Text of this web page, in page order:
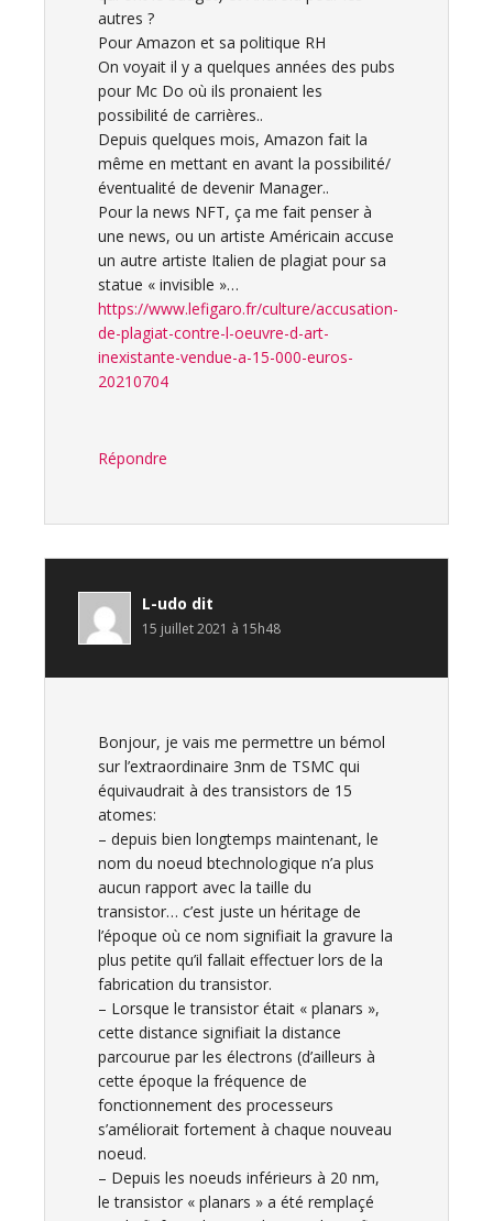
autres ?
Pour Amazon et sa politique RH
On voyait il y a quelques années des pubs
pour Mc Do où ils pronaient les
possibilité de carrières..
Depuis quelques mois, Amazon fait la
même en mettant en avant la possibilité/
éventualité de devenir Manager..
Pour la news NFT, ça me fait penser à
une news, ou un artiste Américain accuse
un autre artiste Italien de plagiat pour sa
statue « invisible »…
https://www.lefigaro.fr/culture/accusation-
de-plagiat-contre-l-oeuvre-d-art-
inexistante-vendue-a-15-000-euros-
20210704
Répondre
L-udo dit
15 juillet 2021 à 15h48
Bonjour, je vais me permettre un bémol
sur l’extraordinaire 3nm de TSMC qui
équivaudrait à des transistors de 15
atomes:
– depuis bien longtemps maintenant, le
nom du noeud btechnologique n’a plus
aucun rapport avec la taille du
transistor… c’est juste un héritage de
l’époque où ce nom signifiait la gravure la
plus petite qu’il fallait effectuer lors de la
fabrication du transistor.
– Lorsque le transistor était « planars »,
cette distance signifiait la distance
parcourue par les électrons (d’ailleurs à
cette époque la fréquence de
fonctionnement des processeurs
s’améliorait fortement à chaque nouveau
noeud.
– Depuis les noeuds inférieurs à 20 nm,
le transistor « planars » a été remplaçé